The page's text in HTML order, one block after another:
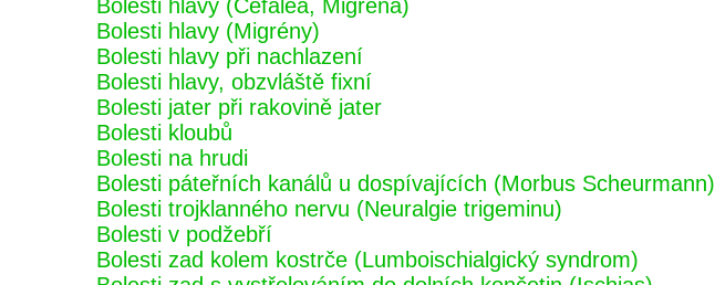
Bolesti hlavy (Cefalea, Migréna)
Bolesti hlavy (Migrény)
Bolesti hlavy při nachlazení
Bolesti hlavy, obzvláště fixní
Bolesti jater při rakovině jater
Bolesti kloubů
Bolesti na hrudi
Bolesti páteřních kanálů u dospívajících (Morbus Scheurmann)
Bolesti trojklanného nervu (Neuralgie trigeminu)
Bolesti v podžebří
Bolesti zad kolem kostrče (Lumboischialgický syndrom)